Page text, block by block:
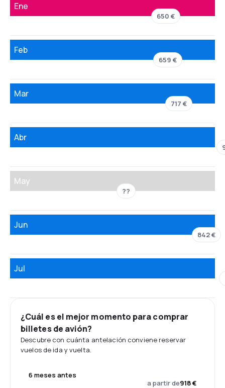
Ene
650 €
Feb
659 €
Mar
717 €
Abr
May
??
Jun
842 €
Jul
¿Cuál es el mejor momento para comprar
billetes de avión?
Descubre con cuánta antelación conviene reservar
vuelos de ida y vuelta.
6 meses antes
a partir de918 €